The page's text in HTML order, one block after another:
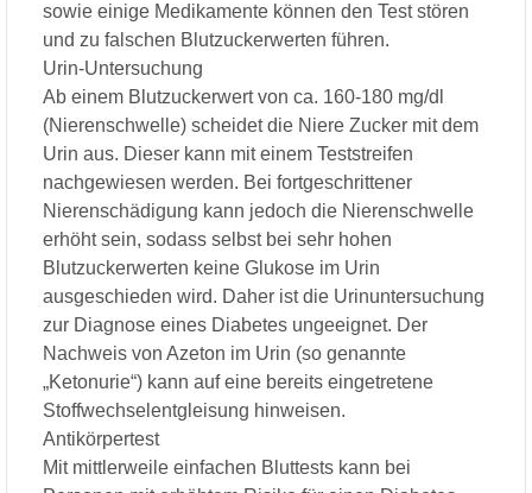
sowie einige Medikamente können den Test stören
und zu falschen Blutzuckerwerten führen.
Urin-Untersuchung
Ab einem Blutzuckerwert von ca. 160-180 mg/dl
(Nierenschwelle) scheidet die Niere Zucker mit dem
Urin aus. Dieser kann mit einem Teststreifen
nachgewiesen werden. Bei fortgeschrittener
Nierenschädigung kann jedoch die Nierenschwelle
erhöht sein, sodass selbst bei sehr hohen
Blutzuckerwerten keine Glukose im Urin
ausgeschieden wird. Daher ist die Urinuntersuchung
zur Diagnose eines Diabetes ungeeignet. Der
Nachweis von Azeton im Urin (so genannte
„Ketonurie“) kann auf eine bereits eingetretene
Stoffwechselentgleisung hinweisen.
Antikörpertest
Mit mittlerweile einfachen Bluttests kann bei